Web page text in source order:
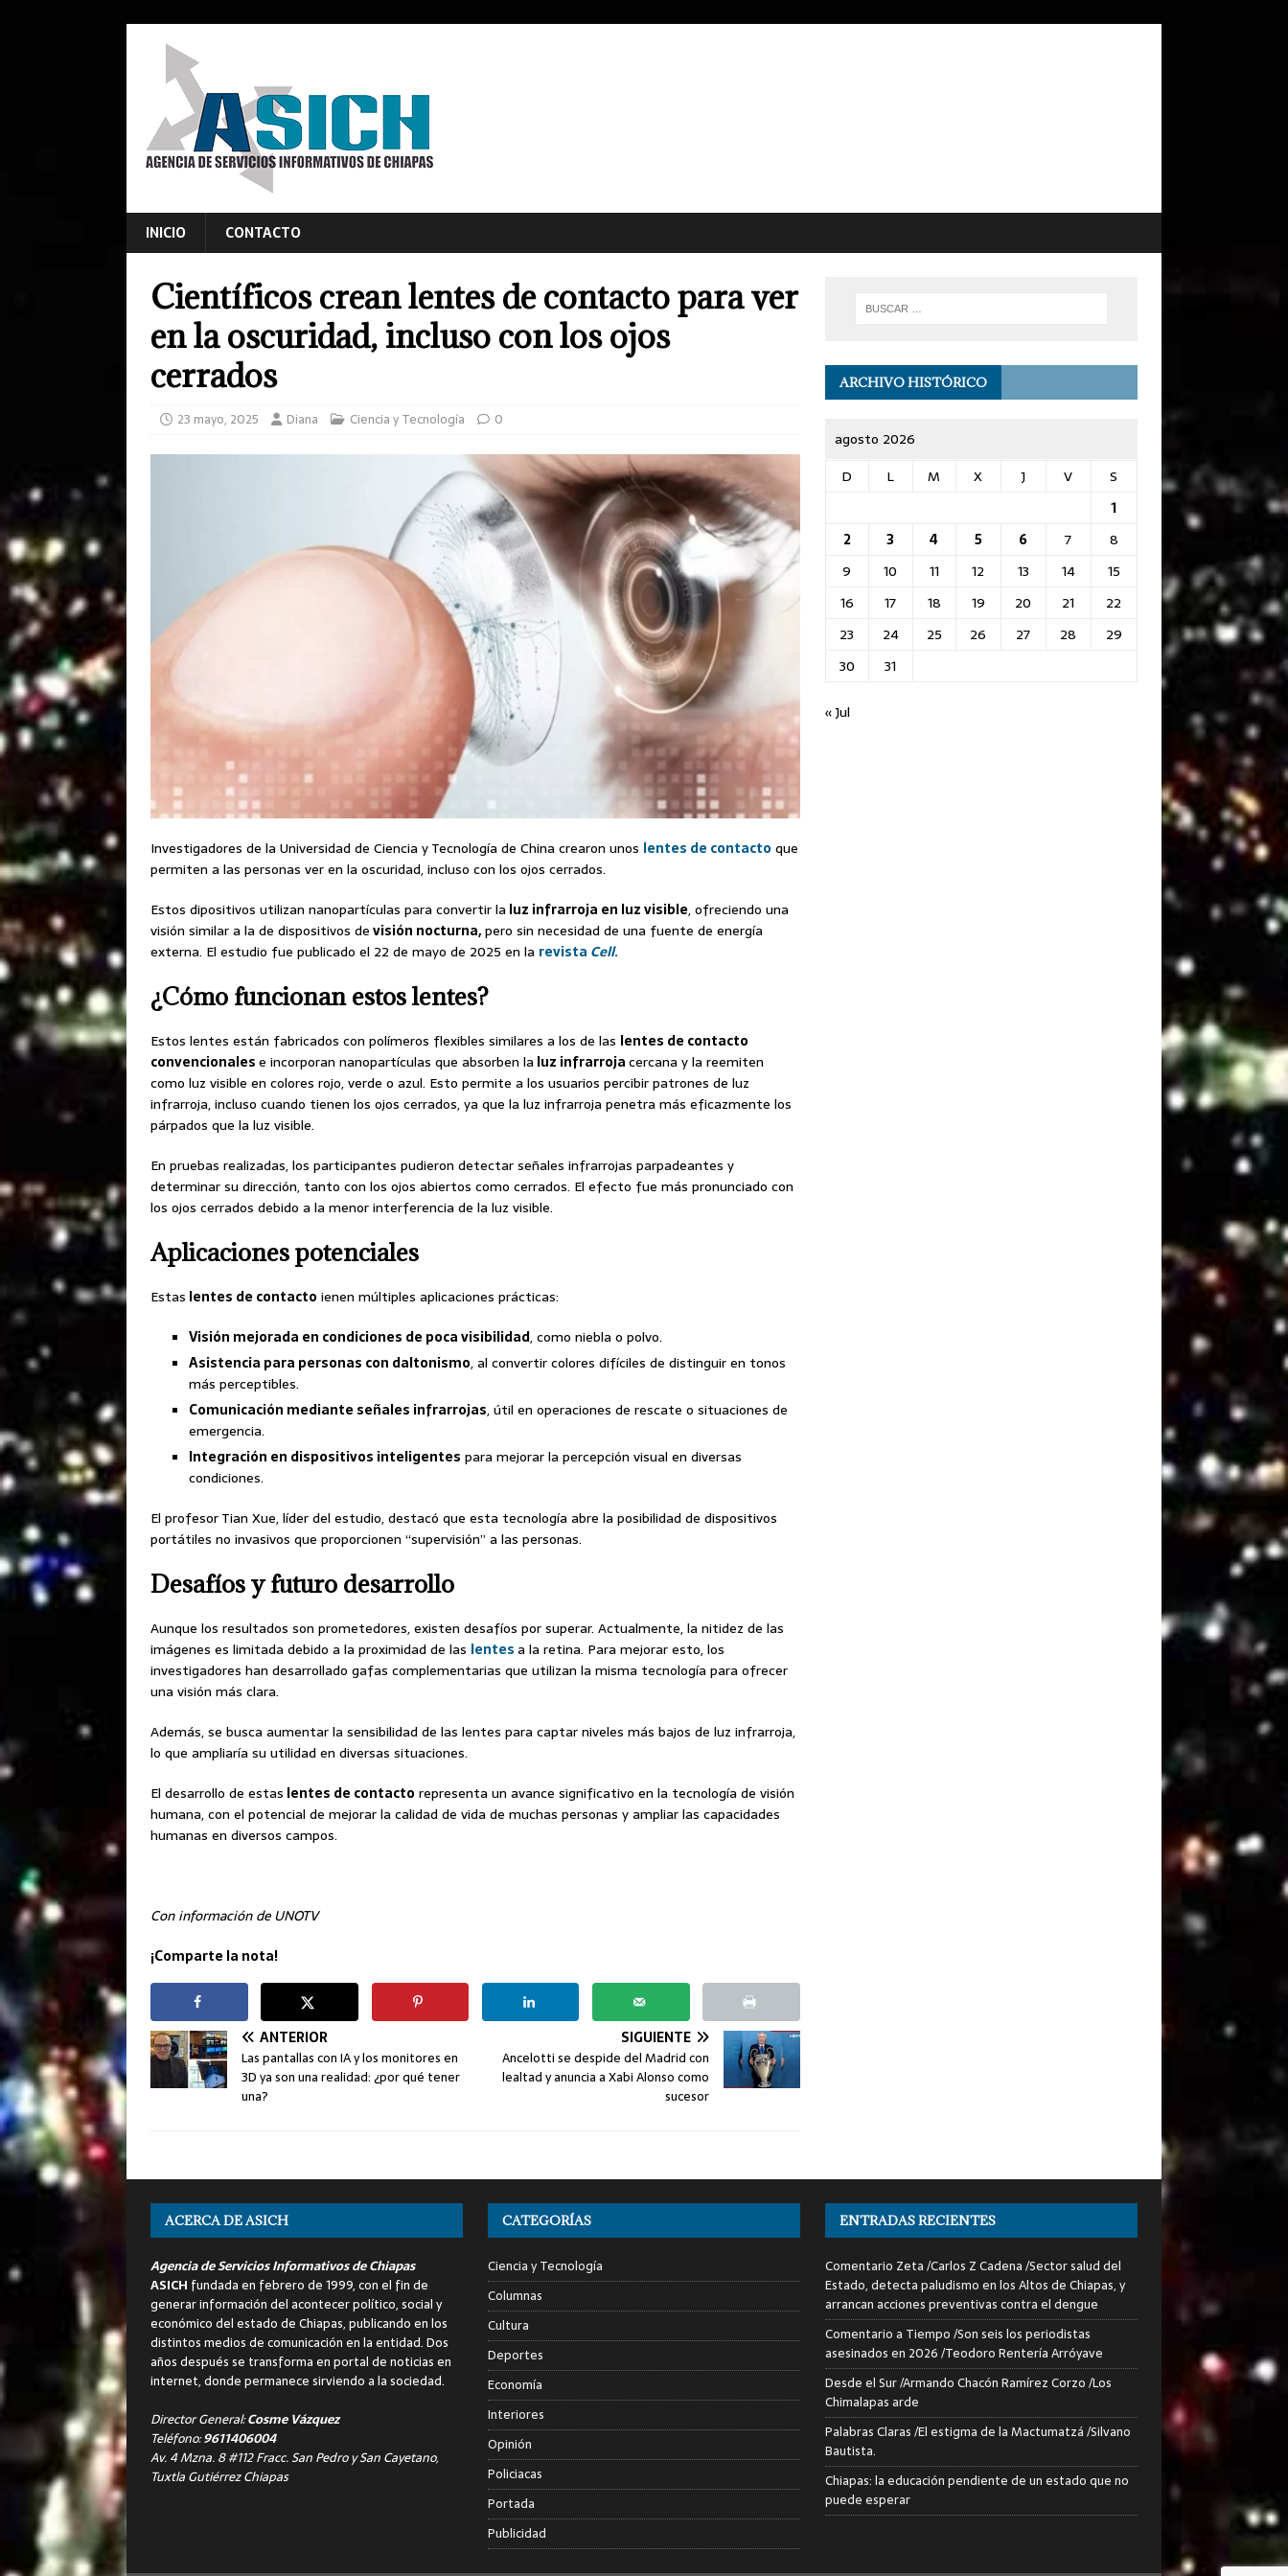
INICIO CONTACTO
Científicos crean lentes de contacto para ver
en la oscuridad, incluso con los ojos
cerrados
23 mayo, 2025 Diana Ciencia y Tecnología 0
Investigadores de la Universidad de Ciencia y Tecnología de China crearon unos lentes de contacto que
permiten a las personas ver en la oscuridad, incluso con los ojos cerrados.
Estos dipositivos utilizan nanopartículas para convertir la luz infrarroja en luz visible, ofreciendo una
visión similar a la de dispositivos devisión nocturna,pero sin necesidad de una fuente de energía
externa. El estudio fue publicado el 22 de mayo de 2025 en la revista Cell.
¿Cómo funcionan estos lentes?
Estos lentes están fabricados con polímeros flexibles similares a los de las lentes de contacto
convencionalese incorporan nanopartículas que absorben la luz infrarrojacercana y la reemiten
como luz visible en colores rojo, verde o azul. Esto permite a los usuarios percibir patrones de luz
infrarroja, incluso cuando tienen los ojos cerrados, ya que la luz infrarroja penetra más eficazmente los
párpados que la luz visible.
En pruebas realizadas, los participantes pudieron detectar señales infrarrojas parpadeantes y
determinar su dirección, tanto con los ojos abiertos como cerrados. El efecto fue más pronunciado con
los ojos cerrados debido a la menor interferencia de la luz visible.
Aplicaciones potenciales
Estas lentes de contacto ienen múltiples aplicaciones prácticas:
Visión mejorada en condiciones de poca visibilidad, como niebla o polvo.
Asistencia para personas con daltonismo, al convertir colores difíciles de distinguir en tonos
más perceptibles.
Comunicación mediante señales infrarrojas, útil en operaciones de rescate o situaciones de
emergencia.
Integración en dispositivos inteligentes para mejorar la percepción visual en diversas
condiciones.
El profesor Tian Xue, líder del estudio, destacó que esta tecnología abre la posibilidad de dispositivos
portátiles no invasivos que proporcionen “supervisión” a las personas.
Desafíos y futuro desarrollo
Aunque los resultados son prometedores, existen desafíos por superar. Actualmente, la nitidez de las
imágenes es limitada debido a la proximidad de las lentesa la retina. Para mejorar esto, los
investigadores han desarrollado gafas complementarias que utilizan la misma tecnología para ofrecer
una visión más clara.
Además, se busca aumentar la sensibilidad de las lentes para captar niveles más bajos de luz infrarroja,
lo que ampliaría su utilidad en diversas situaciones.
El desarrollo de estas lentes de contacto representa un avance significativo en la tecnología de visión
humana, con el potencial de mejorar la calidad de vida de muchas personas y ampliar las capacidades
humanas en diversos campos.
Con información de UNOTV
¡Comparte la nota!
ANTERIOR
Las pantallas con IA y los monitores en
3D ya son una realidad: ¿por qué tener
una?
SIGUIENTE
Ancelotti se despide del Madrid con
lealtad y anuncia a Xabi Alonso como
sucesor
ARCHIVO HISTÓRICO
agosto 2026
D
L M X J V
S
1
2
3 4 5 6 7
8
9
10 11 12 13 14
15
16
17 18 19 20 21
22
23
24 25 26 27 28
29
30
31
« Jul
ACERCA DE ASICH
Agencia de Servicios Informativos de Chiapas
ASICH fundada en febrero de 1999, con el fin de
generar información del acontecer político, social y
económico del estado de Chiapas, publicando en los
distintos medios de comunicación en la entidad. Dos
años después se transforma en portal de noticias en
internet, donde permanece sirviendo a la sociedad.
Director General:Cosme Vázquez
Teléfono:9611406004
Av. 4 Mzna. 8 #112 Fracc. San Pedro y San Cayetano,
Tuxtla Gutiérrez Chiapas
CATEGORÍAS
Ciencia y Tecnología
Columnas
Cultura
Deportes
Economía
Interiores
Opinión
Policiacas
Portada
Publicidad
ENTRADAS RECIENTES
Comentario Zeta /Carlos Z Cadena /Sector salud del
Estado, detecta paludismo en los Altos de Chiapas, y
arrancan acciones preventivas contra el dengue
Comentario a Tiempo /Son seis los periodistas
asesinados en 2026 /Teodoro Rentería Arróyave
Desde el Sur /Armando Chacón Ramírez Corzo /Los
Chimalapas arde
Palabras Claras /El estigma de la Mactumatzá /Silvano
Bautista.
Chiapas: la educación pendiente de un estado que no
puede esperar